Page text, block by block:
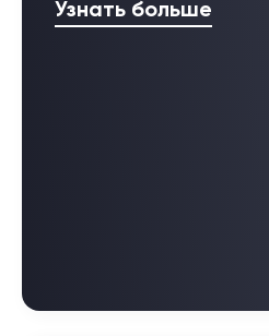
Узнать больше